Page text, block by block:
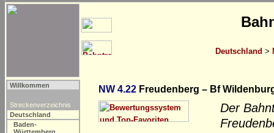
Deutschland >
Willkommen
Streckenverzeichnis
Deutschland
Baden-
NW 4.22 Freudenberg – Bf
Der